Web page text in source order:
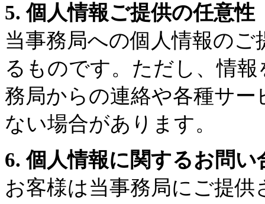
5. 個人情報ご提供の任意性
当事務局への個人情報の
るものです。ただし、情
務局からの連絡や各種サ
ない場合があります。
6. 個人情報に関するお問
お客様は当事務局にご提